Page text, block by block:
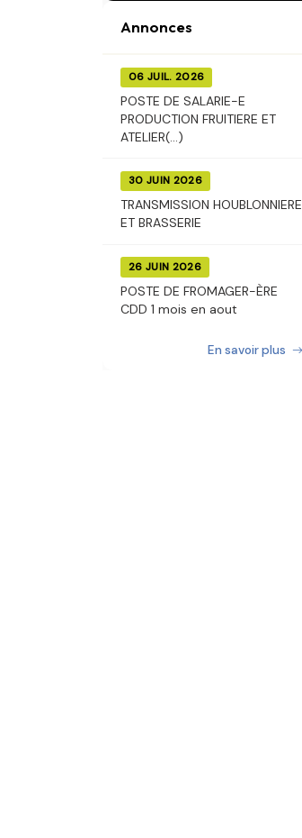
Annonces
06 JUIL. 2026
POSTE DE SALARIE-E
PRODUCTION FRUITIERE ET
ATELIER(...)
30 JUIN 2026
TRANSMISSION HOUBLONNIERE
ET BRASSERIE
26 JUIN 2026
POSTE DE FROMAGER-ÈRE
CDD 1 mois en aout
En savoir plus